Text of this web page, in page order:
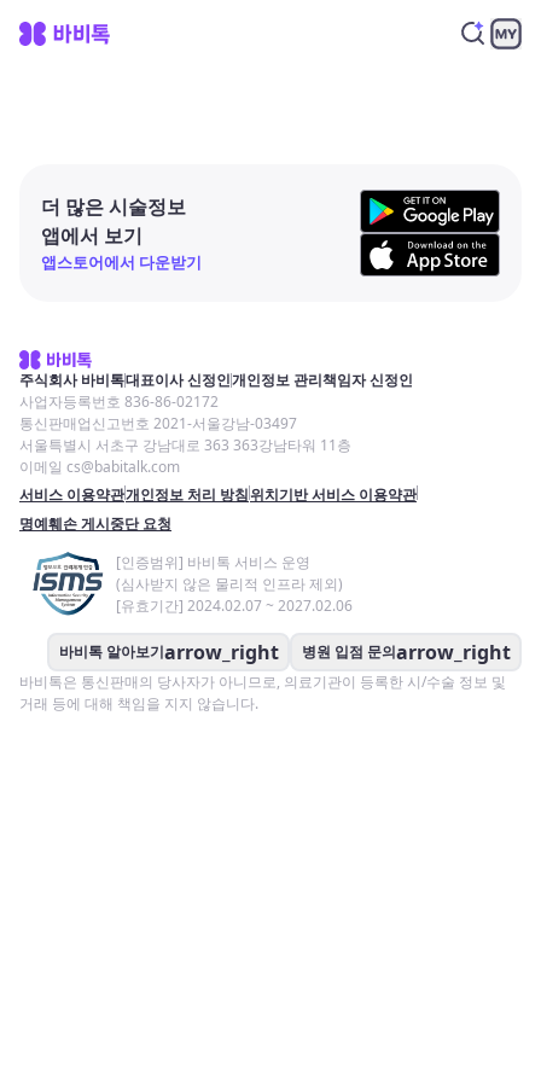
더 많은 시술정보
앱에서 보기
앱스토어에서 다운받기
주식회사 바비톡대표이사 신정인개인정보 관리책임자 신정인
사업자등록번호 836-86-02172
통신판매업신고번호 2021-서울강남-03497
서울특별시 서초구 강남대로 363 363강남타워 11층
이메일 cs@babitalk.com
서비스 이용약관개인정보 처리 방침위치기반 서비스 이용약관
명예훼손 게시중단 요청
[인증범위] 바비톡 서비스 운영
(심사받지 않은 물리적 인프라 제외)
[유효기간] 2024.02.07 ~ 2027.02.06
바비톡 알아보기arrow_right 병원 입점 문의arrow_right
바비톡은 통신판매의 당사자가 아니므로, 의료기관이 등록한 시/수술 정보 및
거래 등에 대해 책임을 지지 않습니다.